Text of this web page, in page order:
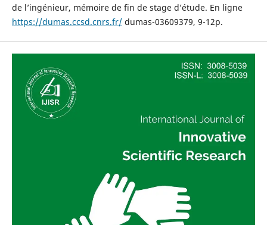
de l’ingénieur, mémoire de fin de stage d’étude. En ligne
https://dumas.ccsd.cnrs.fr/dumas-03609379, 9-12p.